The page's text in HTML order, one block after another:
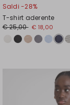
Saldi -28%
T-shirt aderente
€ 25,00 € 18,00